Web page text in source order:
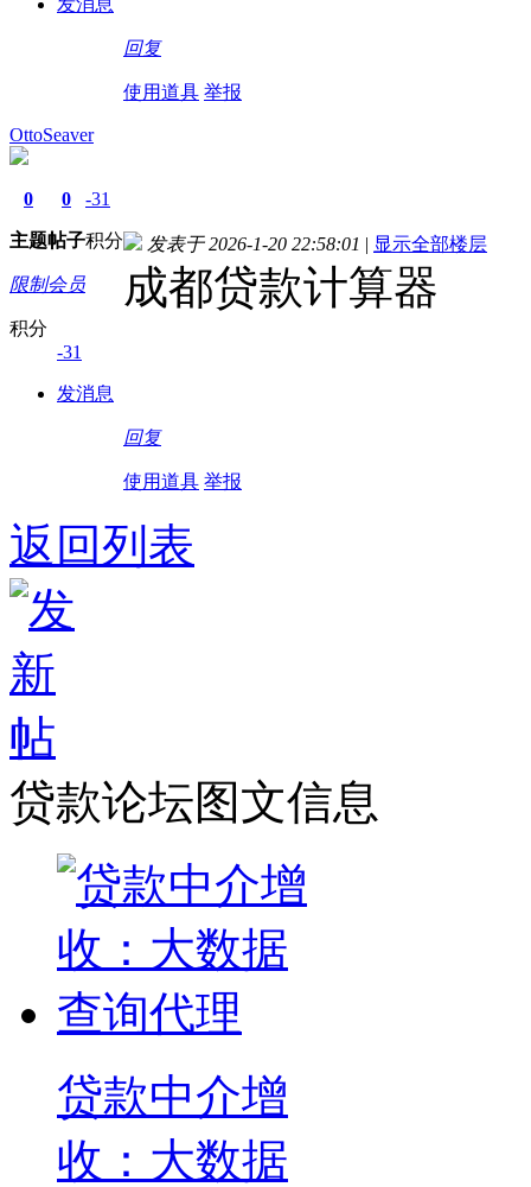
回复
使用道具 举报
OttoSeaver
0
主题
0
帖子
-31
积分
限制会员
积分
-31
发消息
发表于 2026-1-20 22:58:01 | 显示全部楼层
成都贷款计算器
回复
使用道具 举报
返回列表
贷款论坛图文信息
贷款中介增
收：大数据